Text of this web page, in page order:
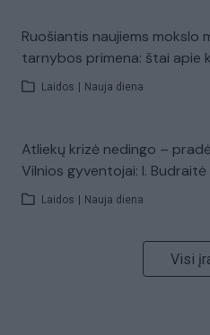
Ruošiantis naujiems mokslo
tarnybos primena: štai apie
Laidos Nauja diena
Atliekų krizė nedingo –
Vilnios gyventojai: I.
Laidos Nauja diena
Visi